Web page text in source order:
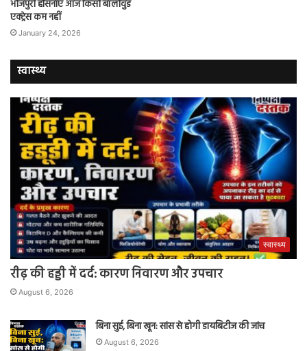
भोजपुरी हसिनाएं आज किसी बॉलीवुड
एक्ट्रेस कम नहीं
January 24, 2026
स्वास्थ्य
स्वास्थ्य
रीढ़ की हड्डी में दर्द: कारण निवारण और उपचार
August 6, 2026
बिना सुई, बिना खून: सांस से होगी डायबिटीज की जांच
August 6, 2026